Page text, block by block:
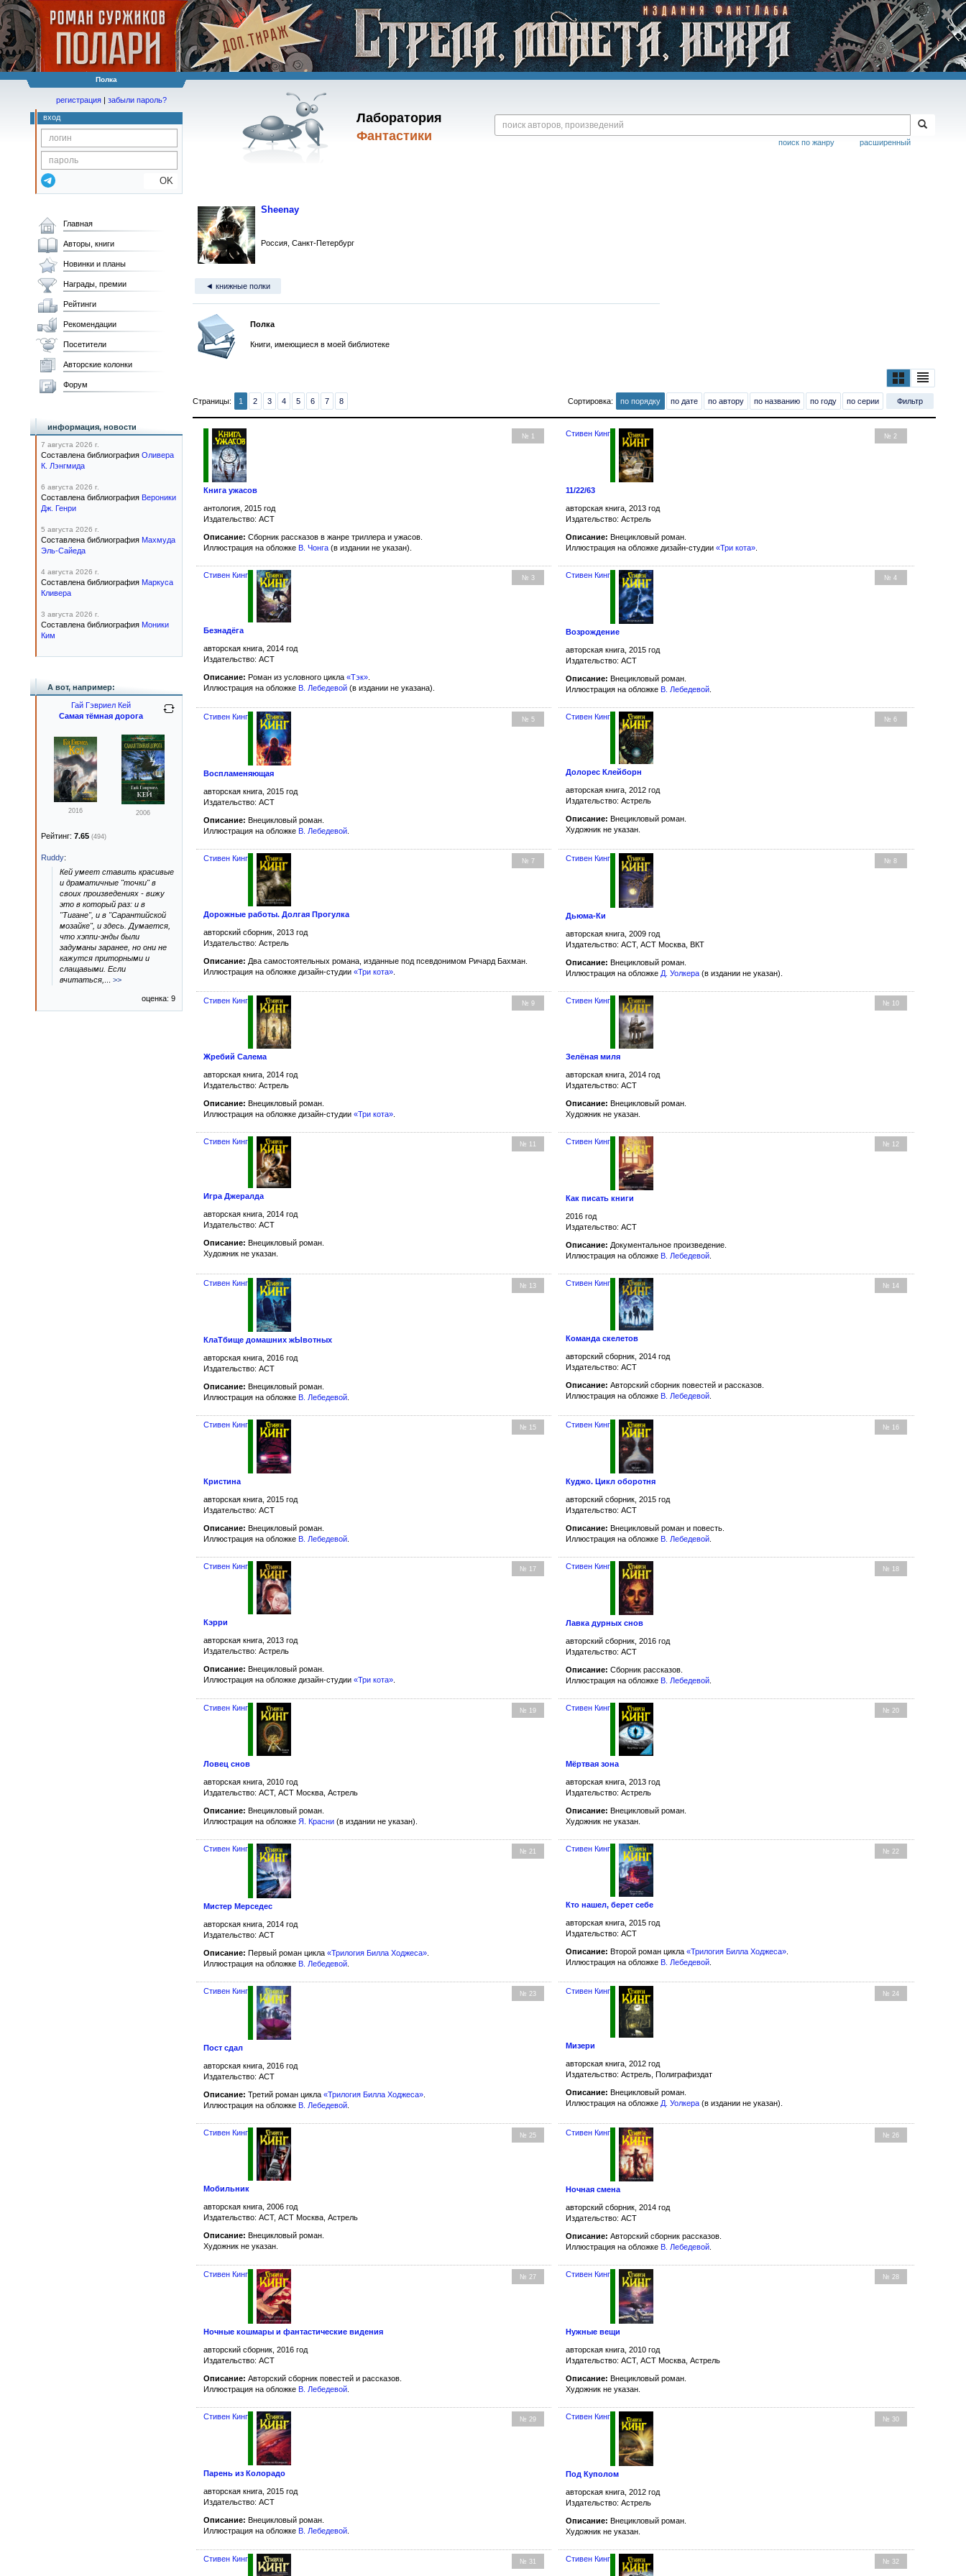
Полка
Лаборатория
Фантастики
расширенный
поиск по жанру
регистрация | забыли пароль?
вход
OK
Sheenay
Россия, Санкт-Петербург
◄ книжные полки
Полка
Книги, имеющиеся в моей библиотеке
Страницы: 1 2 3 4 5 6 7 8 Сортировка: по порядку по дате по автору по названию по году по серии Фильтр
№ 1
Книга ужасов
антология, 2015 год
Издательство: АСТ
Описание: Сборник рассказов в жанре триллера и ужасов.
Иллюстрация на обложке В. Чонга (в издании не указан).
№ 2
Стивен Кинг
11/22/63
авторская книга, 2013 год
Издательство: Астрель
Описание: Внецикловый роман.
Иллюстрация на обложке дизайн-студии«Три кота»
№ 3
Стивен Кинг
Безнадёга
авторская книга, 2014 год
Издательство: АСТ
Описание: Роман из условного цикла «Тэк»
Иллюстрация на обложке В. Лебедевой (в издании не указана).
№ 4
Стивен Кинг
Возрождение
авторская книга, 2015 год
Издательство: АСТ
Описание: Внецикловый роман.
Иллюстрация на обложке В. Лебедевой
№ 5
Стивен Кинг
Воспламеняющая
авторская книга, 2015 год
Издательство: АСТ
Описание: Внецикловый роман.
Иллюстрация на обложке В. Лебедевой
№ 6
Стивен Кинг
Долорес Клейборн
авторская книга, 2012 год
Издательство: Астрель
Описание: Внецикловый роман.
Художник не указан.
№ 7
Стивен Кинг
Дорожные работы. Долгая Прогулка
авторский сборник, 2013 год
Издательство: Астрель
Описание: Два самостоятельных романа, изданные под псевдонимом Ричард Бахман.
Иллюстрация на обложке дизайн-студии «Три кота»
№ 8
Стивен Кинг
Дьюма-Ки
авторская книга, 2009 год
Издательство: АСТ, АСТ Москва, ВКТ
Описание: Внецикловый роман.
Иллюстрация на обложке Д. Уолкера (в издании не указан).
№ 9
Стивен Кинг
Жребий Салема
авторская книга, 2014 год
Издательство: Астрель
Описание: Внецикловый роман.
Иллюстрация на обложке дизайн-студии «Три кота»
№ 10
Стивен Кинг
Зелёная миля
авторская книга, 2014 год
Издательство: АСТ
Описание: Внецикловый роман.
Художник не указан.
№ 11
Стивен Кинг
Игра Джералда
авторская книга, 2014 год
Издательство: АСТ
Описание: Внецикловый роман.
Художник не указан.
№ 12
Стивен Кинг
Как писать книги
2016 год
Издательство: АСТ
Описание: Документальное произведение.
Иллюстрация на обложке В. Лебедевой
№ 13
Стивен Кинг
КлаТбище домашних жЫвотных
авторская книга, 2016 год
Издательство: АСТ
Описание: Внецикловый роман.
Иллюстрация на обложке В. Лебедевой
№ 14
Стивен Кинг
Команда скелетов
авторский сборник, 2014 год
Издательство: АСТ
Описание: Авторский сборник повестей и рассказов.
Иллюстрация на обложке В. Лебедевой.
№ 15
Стивен Кинг
Кристина
авторская книга, 2015 год
Издательство: АСТ
Описание: Внецикловый роман.
Иллюстрация на обложке В. Лебедевой
№ 16
Стивен Кинг
Куджо. Цикл оборотня
авторский сборник, 2015 год
Издательство: АСТ
Описание: Внецикловый роман и повесть.
Иллюстрация на обложке В. Лебедевой
№ 17
Стивен Кинг
Кэрри
авторская книга, 2013 год
Издательство: Астрель
Описание: Внецикловый роман.
Иллюстрация на обложке дизайн-студии «Три кота»
№ 18
Стивен Кинг
Лавка дурных снов
авторский сборник, 2016 год
Издательство: АСТ
Описание: Сборник рассказов.
Иллюстрация на обложке В. Лебедевой.
№ 19
Стивен Кинг
Ловец снов
авторская книга, 2010 год
Издательство: АСТ, АСТ Москва, Астрель
Описание: Внецикловый роман.
Иллюстрация на обложке Я. Красни (в издании не указан).
№ 20
Стивен Кинг
Мёртвая зона
авторская книга, 2013 год
Издательство: Астрель
Описание: Внецикловый роман.
Художник не указан.
№ 21
Стивен Кинг
Мистер Мерседес
авторская книга, 2014 год
Издательство: АСТ
Описание: Первый роман цикла «Трилогия Билла Ходжеса»
Иллюстрация на обложке В. Лебедевой
№ 22
Стивен Кинг
Кто нашел, берет себе
авторская книга, 2015 год
Издательство: АСТ
Описание: Второй роман цикла«Трилогия Билла Ходжеса»
Иллюстрация на обложке В. Лебедевой
№ 23
Стивен Кинг
Пост сдал
авторская книга, 2016 год
Издательство: АСТ
Описание: Третий роман цикла «Трилогия Билла Ходжеса»
Иллюстрация на обложке В. Лебедевой
№ 24
Стивен Кинг
Мизери
авторская книга, 2012 год
Издательство: Астрель, Полиграфиздат
Описание: Внецикловый роман.
Иллюстрация на обложке Д. Уолкера (в издании не указан).
№ 25
Стивен Кинг
Мобильник
авторская книга, 2006 год
Издательство: АСТ, АСТ Москва, Астрель
Описание: Внецикловый роман.
Художник не указан.
№ 26
Стивен Кинг
Ночная смена
авторский сборник, 2014 год
Издательство: АСТ
Описание: Авторский сборник рассказов.
Иллюстрация на обложке В. Лебедевой
№ 27
Стивен Кинг
Ночные кошмары и фантастические видения
авторский сборник, 2016 год
Издательство: АСТ
Описание: Авторский сборник повестей и рассказов.
Иллюстрация на обложке В. Лебедевой
№ 28
Стивен Кинг
Нужные вещи
авторская книга, 2010 год
Издательство: АСТ, АСТ Москва, Астрель
Описание: Внецикловый роман.
Художник не указан.
№ 29
Стивен Кинг
Парень из Колорадо
авторская книга, 2015 год
Издательство: АСТ
Описание: Внецикловый роман.
Иллюстрация на обложке В. Лебедевой
№ 30
Стивен Кинг
Под Куполом
авторская книга, 2012 год
Издательство: Астрель
Описание: Внецикловый роман.
Художник не указан.
№ 31
Стивен Кинг № 32
Стивен Кинг
Главная
Авторы, книги
Новинки и планы
Награды, премии
Рейтинги
Рекомендации
Посетители
Авторские колонки
Форум
информация, новости
7 августа 2026 г.
Составлена библиография Оливера
К. Лэнгмида
6 августа 2026 г.
Составлена библиография Вероники
Дж. Генри
5 августа 2026 г.
Составлена библиография Махмуда
Эль-Сайеда
4 августа 2026 г.
Составлена библиография Маркуса
Кливера
3 августа 2026 г.
Составлена библиография Моники
Ким
А вот, например:
Гай Гэвриел Кей
Самая тёмная дорога
2016 2006
Рейтинг: 7.65 (494)
Ruddy:
Кей умеет ставить красивые
и драматичные "точки" в
своих произведениях - вижу
это в который раз: и в
"Тигане", и в "Сарантийской
мозайке", и здесь. Думается,
что хэппи-энды были
задуманы заранее, но они не
кажутся приторными и
слащавыми. Если
вчитаться,
>>
оценка: 9